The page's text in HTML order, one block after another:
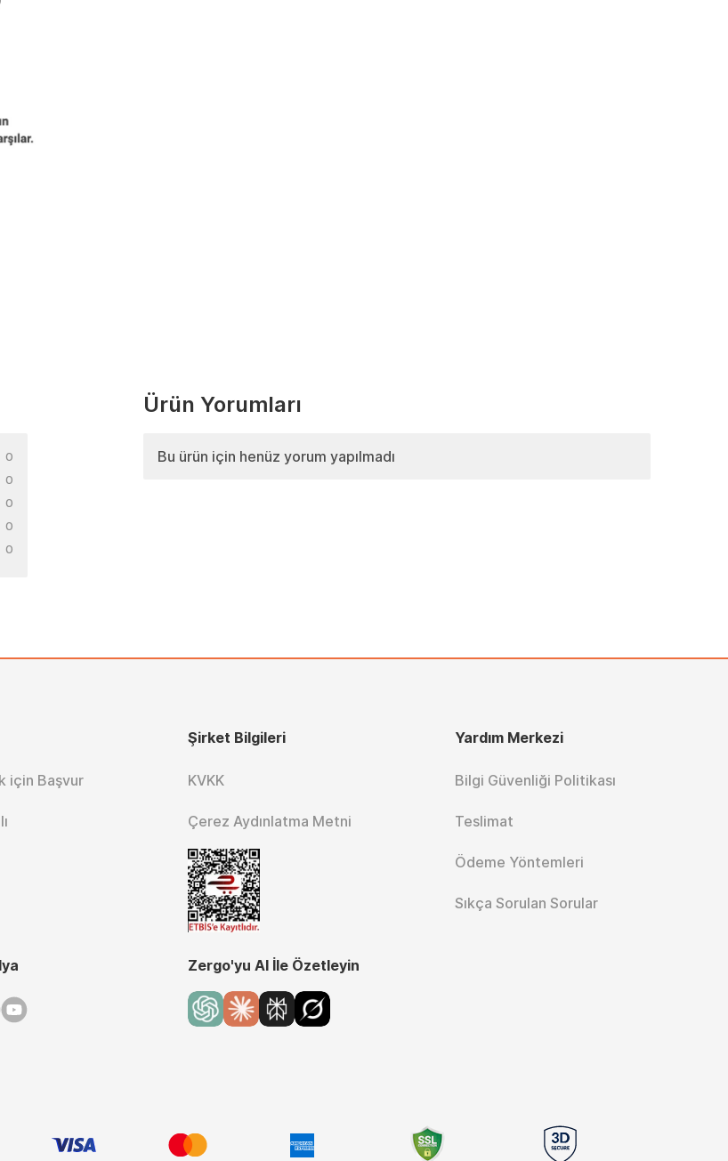
0
0
0
0
0
Ürün Yorumları
Bu ürün için henüz yorum yapılmadı
için Başvur
Şirket Bilgileri
KVKK
Çerez Aydınlatma Metni
Yardım Merkezi
Bilgi Güvenliği Politikası
Teslimat
Ödeme Yöntemleri
Sıkça Sorulan Sorular
Youtube
Zergo'yu AI İle Özetleyin